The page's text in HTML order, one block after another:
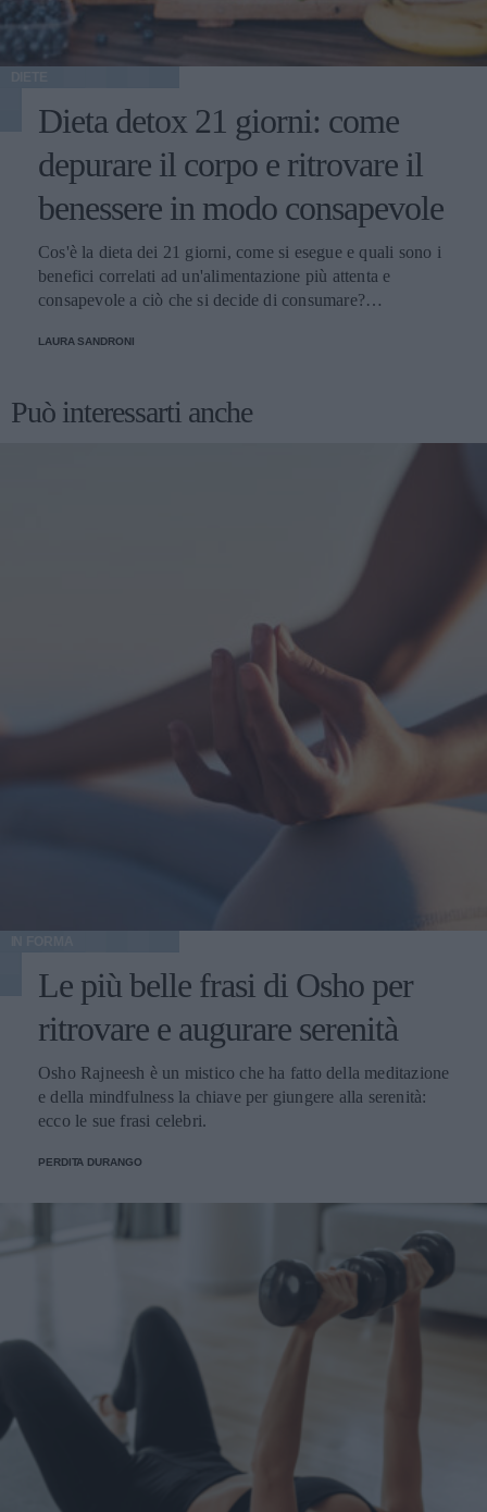
Dieta detox 21 giorni: come
depurare il corpo e ritrovare il
benessere in modo consapevole
Cos'è la dieta dei 21 giorni, come si esegue e quali sono i
benefici correlati ad un'alimentazione più attenta e
consapevole a ciò che si decide di consumare?
LAURA SANDRONI
Può interessarti anche
Le più belle frasi di Osho per
ritrovare e augurare serenità
Osho Rajneesh è un mistico che ha fatto della meditazione
e della mindfulness la chiave per giungere alla serenità:
ecco le sue frasi celebri.
PERDITA DURANGO